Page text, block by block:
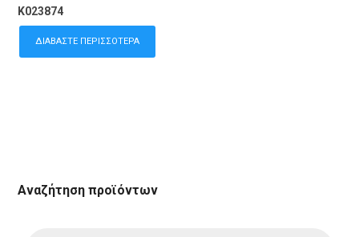
K023874
ΔΙΑΒΆΣΤΕ ΠΕΡΙΣΣΌΤΕΡΑ
Αναζήτηση προϊόντων